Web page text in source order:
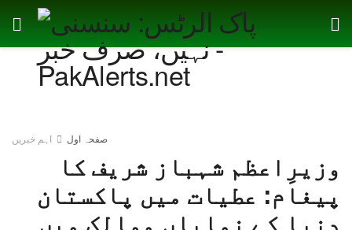
صفحہ اول اہم خبریں
وزیرِاعظم شہباز شریف کا
پیغام: عطیات میں پاکستان
دنیا کے نمایاں ممالک میں